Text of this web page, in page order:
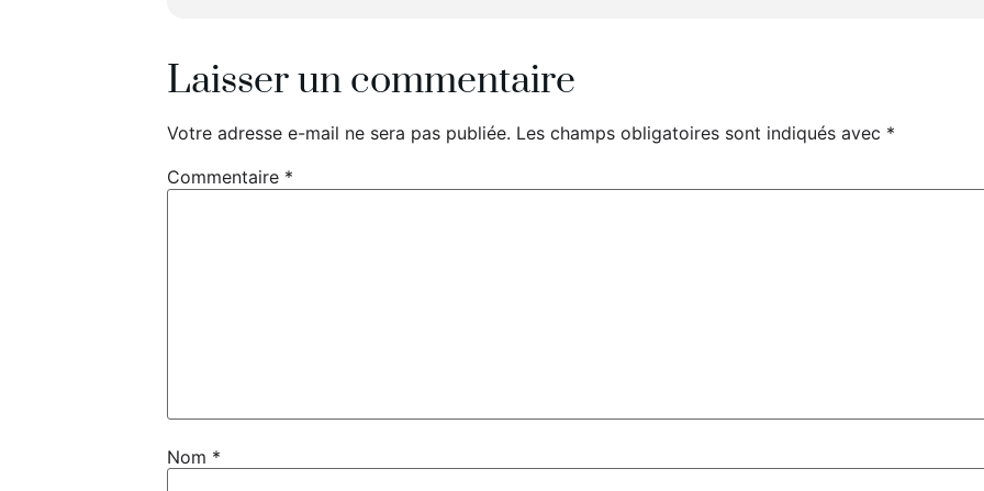
Laisser un commentaire
Votre adresse e-mail ne sera pas publiée. Les champs obligatoires sont indiqués avec *
Commentaire *
Nom *